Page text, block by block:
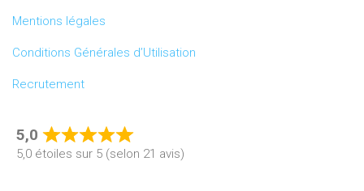
Mentions légales
Conditions Générales d’Utilisation
Recrutement
5,0
Rated
5,0
5,0 étoiles sur 5 (selon 21 avis)